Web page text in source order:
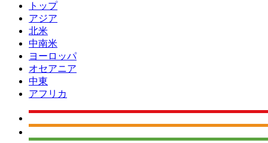
トップ
アジア
北米
中南米
ヨーロッパ
オセアニア
中東
アフリカ